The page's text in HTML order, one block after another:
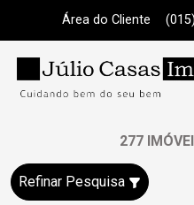
Área do Cliente
277
Refinar Pesquisa